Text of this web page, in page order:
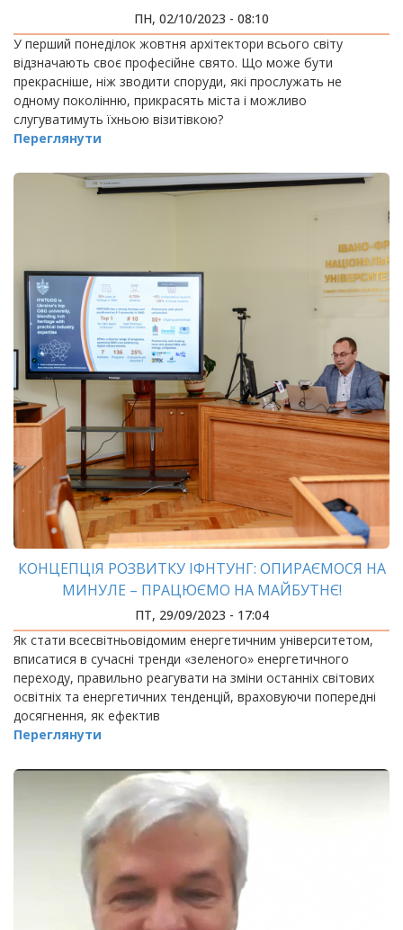
ПН, 02/10/2023 - 08:10
У перший понеділок жовтня архітектори всього світу
відзначають своє професійне свято. Що може бути
прекрасніше, ніж зводити споруди, які прослужать не
одному поколінню, прикрасять міста і можливо
слугуватимуть їхньою візитівкою?
Переглянути
КОНЦЕПЦІЯ РОЗВИТКУ ІФНТУНГ: ОПИРАЄМОСЯ НА
МИНУЛЕ – ПРАЦЮЄМО НА МАЙБУТНЄ!
ПТ, 29/09/2023 - 17:04
Як стати всесвітньовідомим енергетичним університетом,
вписатися в сучасні тренди «зеленого» енергетичного
переходу, правильно реагувати на зміни останніх світових
освітніх та енергетичних тенденцій, враховуючи попередні
досягнення, як ефектив
Переглянути